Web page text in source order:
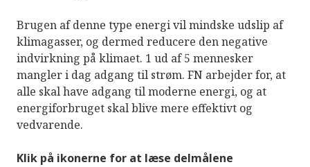
Brugen af denne type energi vil mindske udslip af
klimagasser, og dermed reducere den negative
indvirkning på klimaet. 1 ud af 5 mennesker
mangler i dag adgang til strøm. FN arbejder for, at
alle skal have adgang til moderne energi, og at
energiforbruget skal blive mere effektivt og
vedvarende.
Klik på ikonerne for at læse delmålene